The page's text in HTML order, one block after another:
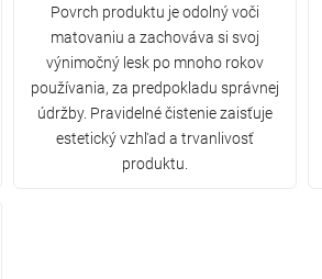
Povrch produktu je odolný voči
matovaniu a zachováva si svoj
výnimočný lesk po mnoho rokov
používania, za predpokladu správnej
údržby. Pravidelné čistenie zaisťuje
estetický vzhľad a trvanlivosť
produktu.